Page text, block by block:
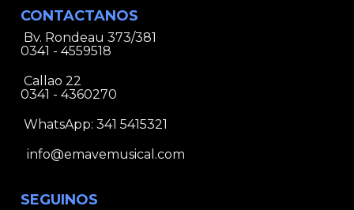
CONTACTANOS
Bv. Rondeau 373/381
0341 - 4559518
Callao 22
0341 - 4360270
WhatsApp: 341 5415321
info@emavemusical.com
SEGUINOS